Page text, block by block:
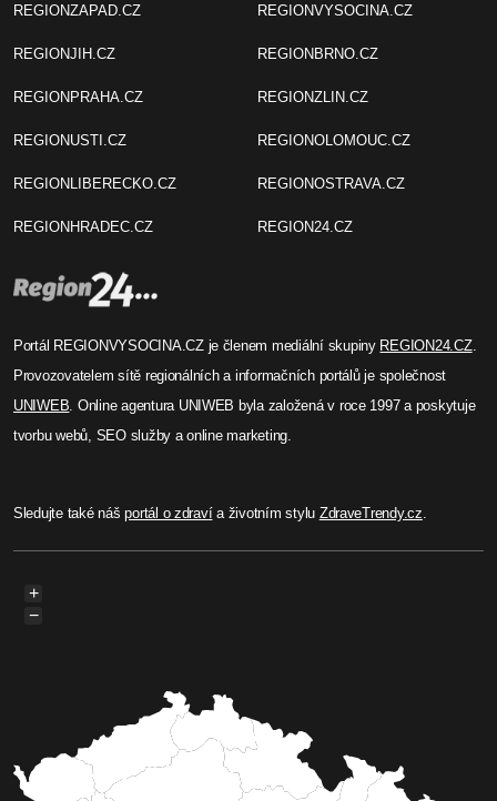
REGIONZAPAD.CZ
REGIONJIH.CZ
REGIONPRAHA.CZ
REGIONUSTI.CZ
REGIONLIBERECKO.CZ
REGIONHRADEC.CZ
REGIONVYSOCINA.CZ
REGIONBRNO.CZ
REGIONZLIN.CZ
REGIONOLOMOUC.CZ
REGIONOSTRAVA.CZ
REGION24.CZ
Portál REGIONVYSOCINA.CZ je členem mediální skupiny REGION24.CZ.
Provozovatelem sítě regionálních a informačních portálů je společnost
UNIWEB . Online agentura UNIWEB byla založená v roce 1997 a poskytuje
tvorbu webů, SEO služby a online marketing.
Sledujte také nášportál o zdravía životním stylu ZdraveTrendy.cz
+
−